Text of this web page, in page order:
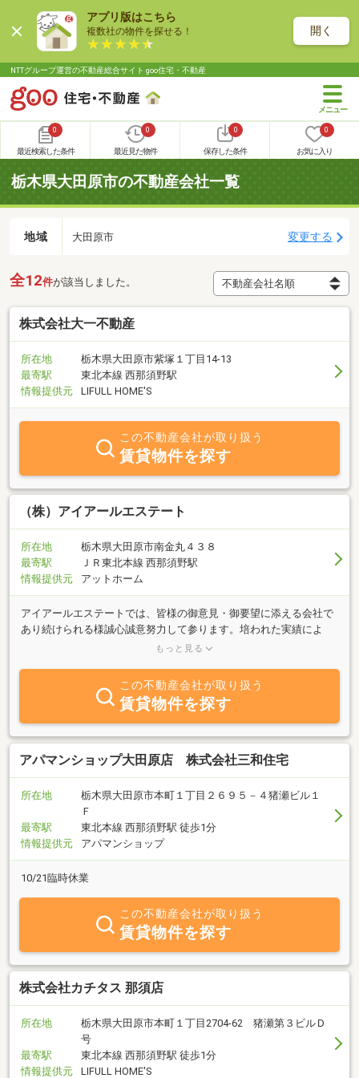
アプリ版はこちら
複数社の物件を探せる！ 開く
NTTグループ運営の不動産総合サイト goo住宅・不動産
0
最近検索した条件
0
最近見た物件
0
保存した条件
0
お気に入り
栃木県大田原市の不動産会社一覧
地域 大田原市 変更する
全12件が該当しました。
株式会社大一不動産
所在地
栃木県大田原市紫塚１丁目14-13
最寄駅
東北本線 西那須野駅
情報提供元
LIFULL HOME'S
この不動産会社が取り扱う
賃貸物件を探す
（株）アイアールエステート
所在地
栃木県大田原市南金丸４３８
最寄駅
ＪＲ東北本線 西那須野駅
情報提供元
アットホーム
アイアールエステートでは、皆様の御意見・御要望に添える会社で
あり続けられる様誠心誠意努力して参ります。培われた実績によ
り、得られた信頼と築かれた土地勘で、貴方のニーズに必ず応えま
もっと見る
この不動産会社が取り扱う
賃貸物件を探す
アパマンショップ大田原店 株式会社三和住宅
所在地
栃木県大田原市本町１丁目２６９５－４猪瀬ビル１
Ｆ
最寄駅
東北本線 西那須野駅 徒歩1分
情報提供元
アパマンショップ
10/21臨時休業
この不動産会社が取り扱う
賃貸物件を探す
株式会社カチタス 那須店
所在地
栃木県大田原市本町１丁目2704-62 猪瀬第３ビルＤ
号
最寄駅
東北本線 西那須野駅 徒歩1分
情報提供元
LIFULL HOME'S